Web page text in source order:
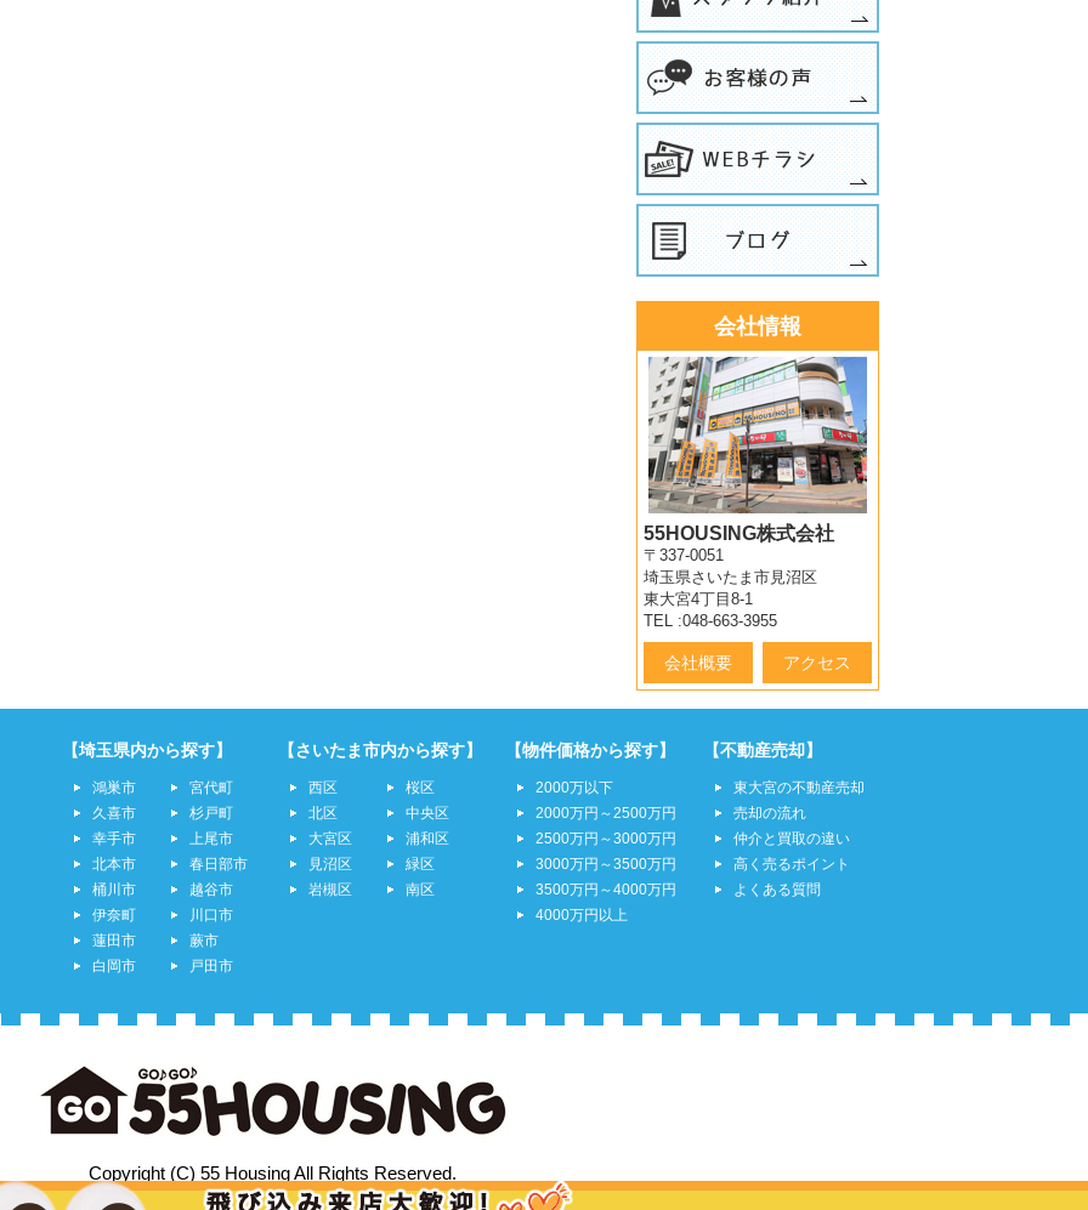
会社情報
55HOUSING株式会社
〒337-0051
埼玉県さいたま市見沼区
東大宮4丁目8-1
TEL :048-663-3955
会社概要 アクセス
【埼玉県内から探す】
鴻巣市
久喜市
幸手市
北本市
桶川市
伊奈町
蓮田市
白岡市
宮代町
杉戸町
上尾市
春日部市
越谷市
川口市
蕨市
戸田市
【さいたま市内から探す】
西区
北区
大宮区
見沼区
岩槻区
桜区
中央区
浦和区
緑区
南区
【物件価格から探す】
2000万以下
2000万円～2500万円
2500万円～3000万円
3000万円～3500万円
3500万円～4000万円
4000万円以上
【不動産売却】
東大宮の不動産売却
売却の流れ
仲介と買取の違い
高く売るポイント
よくある質問
Copyright (C) 55 Housing All Rights Reserved.